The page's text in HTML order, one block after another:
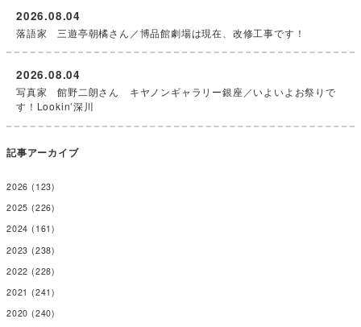
落語家 三遊亭朝橘さん／博品館劇場は現在、改修工事です！
2026.08.04
写真家 館野二朗さん キヤノンギャラリー銀座／いよいよお祭りで
す！Lookin’深川
2026.08.04
記事アーカイブ
2026 (123)
2025 (226)
2024 (161)
2023 (238)
2022 (228)
2021 (241)
2020 (240)